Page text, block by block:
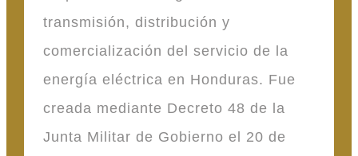
transmisión, distribución y
comercialización del servicio de la
energía eléctrica en Honduras. Fue
creada mediante Decreto 48 de la
Junta Militar de Gobierno el 20 de